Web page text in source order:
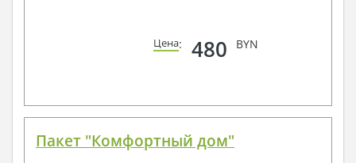
Цена: 480 BYN
Пакет "Комфортный дом"